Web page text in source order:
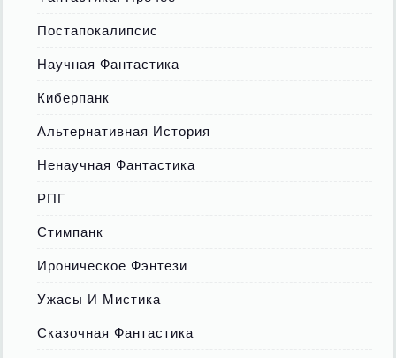
Постапокалипсис
Научная Фантастика
Киберпанк
Альтернативная История
Ненаучная Фантастика
РПГ
Стимпанк
Ироническое Фэнтези
Ужасы И Мистика
Сказочная Фантастика